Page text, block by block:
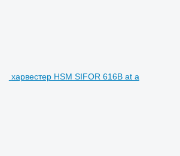
харвестер HSM SIFOR 616B at a